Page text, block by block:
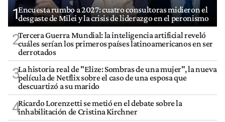
1Encuesta rumbo a 2027: cuatro consultoras midieron el
desgaste de Milei y la crisis de liderazgo en el peronismo
2Tercera Guerra Mundial: la inteligencia artificial reveló
cuáles serían los primeros países latinoamericanos en ser
derrotados
3La historia real de "Elize: Sombras de una mujer", la nueva
película de Netflix sobre el caso de una esposa que
descuartizó a su marido
4Ricardo Lorenzetti se metió en el debate sobre la
inhabilitación de Cristina Kirchner